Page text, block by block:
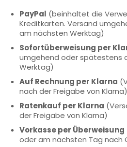
PayPal (beinhaltet die
Kreditkarten. Versand
am nächsten Werktag)
Sofortüberweisung per
umgehend oder spätestens
Werktag)
Auf Rechnung per Klarna
nach der Freigabe von Klarna)
Ratenkauf per Klarna
der Freigabe von Klarna)
Vorkasse per Überweisung
oder am nächsten Tag nach